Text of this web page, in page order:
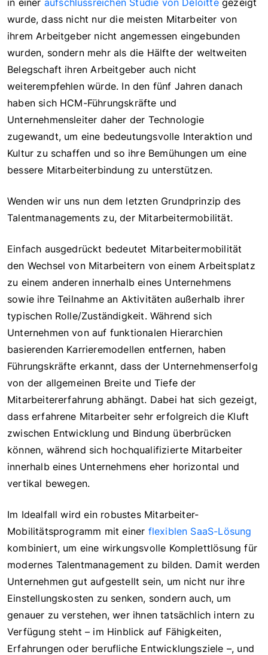
in einer aufschlussreichen Studie von Deloittegezeigt
wurde, dass nicht nur die meisten Mitarbeiter von
ihrem Arbeitgeber nicht angemessen eingebunden
wurden, sondern mehr als die Hälfte der weltweiten
Belegschaft ihren Arbeitgeber auch nicht
weiterempfehlen würde. In den fünf Jahren danach
haben sich HCM-Führungskräfte und
Unternehmensleiter daher der Technologie
zugewandt, um eine bedeutungsvolle Interaktion und
Kultur zu schaffen und so ihre Bemühungen um eine
bessere Mitarbeiterbindung zu unterstützen.
Wenden wir uns nun dem letzten Grundprinzip des
Talentmanagements zu, der Mitarbeitermobilität.
Einfach ausgedrückt bedeutet Mitarbeitermobilität
den Wechsel von Mitarbeitern von einem Arbeitsplatz
zu einem anderen innerhalb eines Unternehmens
sowie ihre Teilnahme an Aktivitäten außerhalb ihrer
typischen Rolle/Zuständigkeit. Während sich
Unternehmen von auf funktionalen Hierarchien
basierenden Karrieremodellen entfernen, haben
Führungskräfte erkannt, dass der Unternehmenserfolg
von der allgemeinen Breite und Tiefe der
Mitarbeitererfahrung abhängt. Dabei hat sich gezeigt,
dass erfahrene Mitarbeiter sehr erfolgreich die Kluft
zwischen Entwicklung und Bindung überbrücken
können, während sich hochqualifizierte Mitarbeiter
innerhalb eines Unternehmens eher horizontal und
vertikal bewegen.
Im Idealfall wird ein robustes Mitarbeiter-
Mobilitätsprogramm mit einer flexiblen SaaS-Lösung
kombiniert, um eine wirkungsvolle Komplettlösung für
modernes Talentmanagement zu bilden. Damit werden
Unternehmen gut aufgestellt sein, um nicht nur ihre
Einstellungskosten zu senken, sondern auch, um
genauer zu verstehen, wer ihnen tatsächlich intern zu
Verfügung steht – im Hinblick auf Fähigkeiten,
Erfahrungen oder berufliche Entwicklungsziele –, und